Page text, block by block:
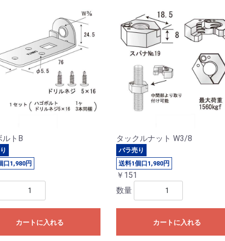
ルトB
口1,980円
カートに入れる
タックルナット W3/8
バラ売り
送料1個口1,980円
￥151
数量
カートに入れる